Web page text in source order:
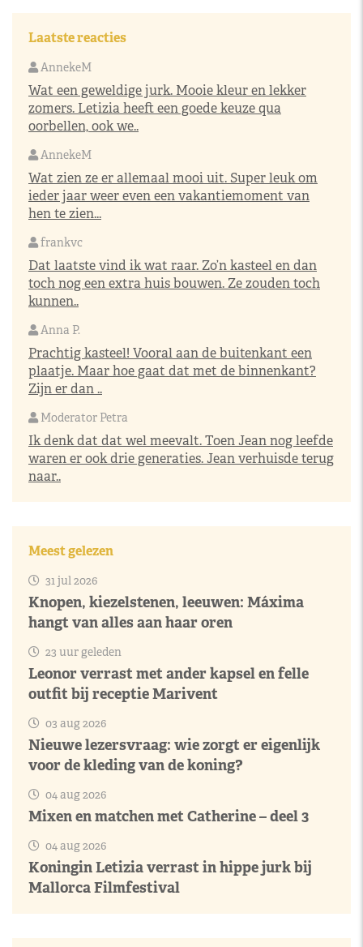
Laatste reacties
AnnekeM
Wat een geweldige jurk. Mooie kleur en lekker
zomers. Letizia heeft een goede keuze qua
oorbellen, ook we..
AnnekeM
Wat zien ze er allemaal mooi uit. Super leuk om
ieder jaar weer even een vakantiemoment van
hen te zien...
frankvc
Dat laatste vind ik wat raar. Zo’n kasteel en dan
toch nog een extra huis bouwen. Ze zouden toch
kunnen..
Anna P.
Prachtig kasteel! Vooral aan de buitenkant een
plaatje. Maar hoe gaat dat met de binnenkant?
Zijn er dan ..
Moderator Petra
Ik denk dat dat wel meevalt. Toen Jean nog leefde
waren er ook drie generaties. Jean verhuisde terug
naar..
Meest gelezen
31 jul 2026
Knopen, kiezelstenen, leeuwen: Máxima
hangt van alles aan haar oren
23 uur geleden
Leonor verrast met ander kapsel en felle
outfit bij receptie Marivent
03 aug 2026
Nieuwe lezersvraag: wie zorgt er eigenlijk
voor de kleding van de koning?
04 aug 2026
Mixen en matchen met Catherine – deel 3
04 aug 2026
Koningin Letizia verrast in hippe jurk bij
Mallorca Filmfestival